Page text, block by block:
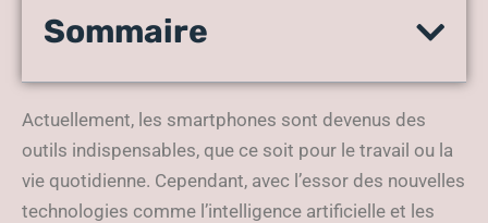
de smartphones et le risque
téléphoniques
Sommaire
Actuellement, les smartphones sont devenus des
outils indispensables, que ce soit pour le travail ou la
vie quotidienne. Cependant, avec l’essor des nouvelles
technologies comme l’intelligence artificielle et les